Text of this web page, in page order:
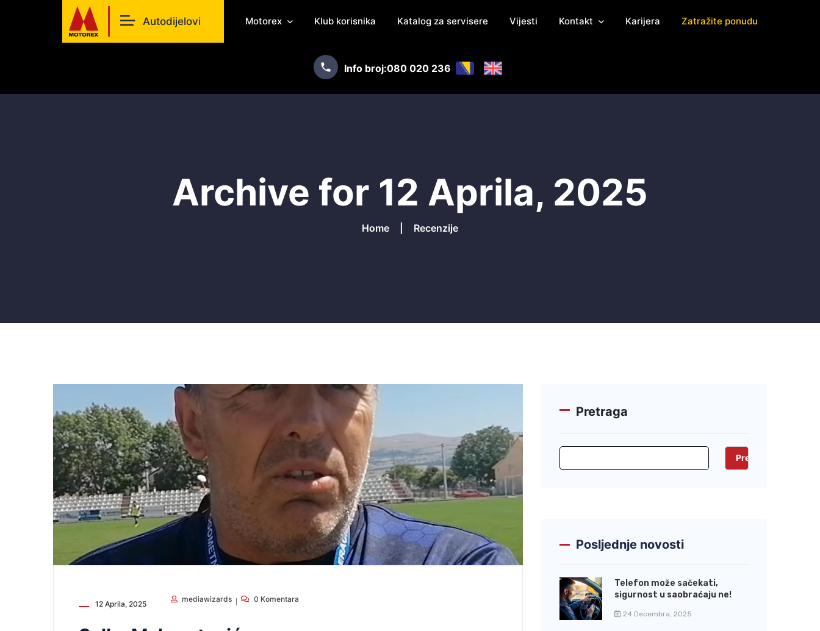
Autodijelovi Motorex Klub korisnika Katalog za servisere Vijesti Kontakt Karijera Zatražite ponudu
Info broj:080 020 236
Archive for 12 Aprila, 2025
Home Recenzije
12 Aprila, 2025
mediawizards 0 Komentara
Pretraga
Pretraga
Posljednje novosti
Telefon može sačekati,
sigurnost u saobraćaju ne!
24 Decembra, 2025